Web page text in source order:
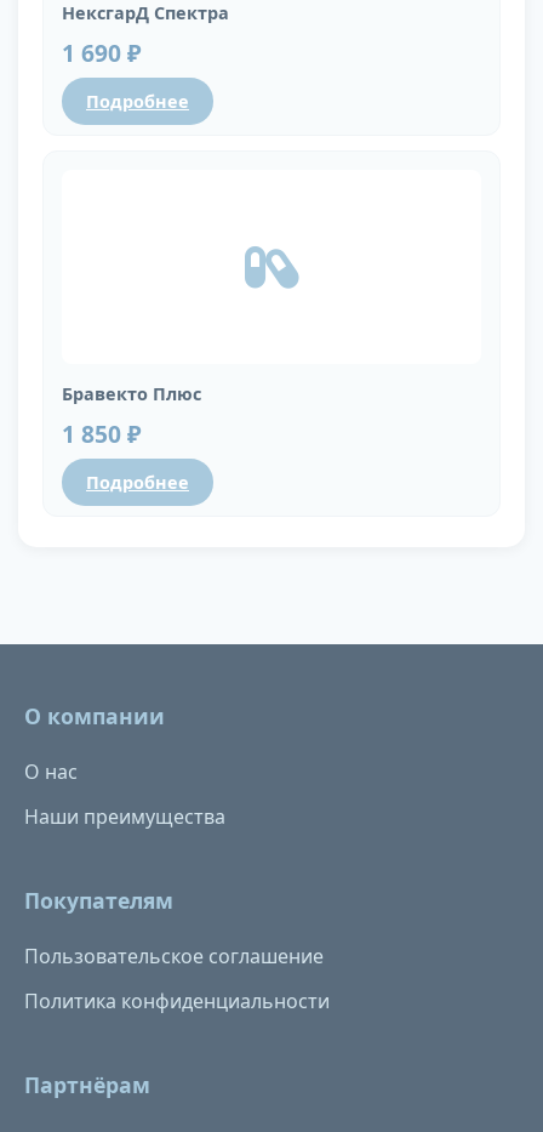
НексгарД Спектра
1 690 ₽
Подробнее
Бравекто Плюс
1 850 ₽
Подробнее
О компании
О нас
Наши преимущества
Покупателям
Пользовательское соглашение
Политика конфиденциальности
Партнёрам